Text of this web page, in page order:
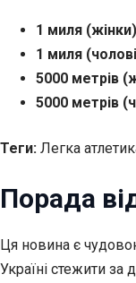
1 миля
1 миля
5000 метрів
5000 метрів
Теги: Легка
Порада
Ця новина є
Україні стежити за